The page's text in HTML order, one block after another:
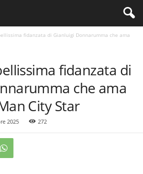
fidanzata di Gianluigi Donnarumma che ama
fidanzata di
che ama
City Star
2025 272